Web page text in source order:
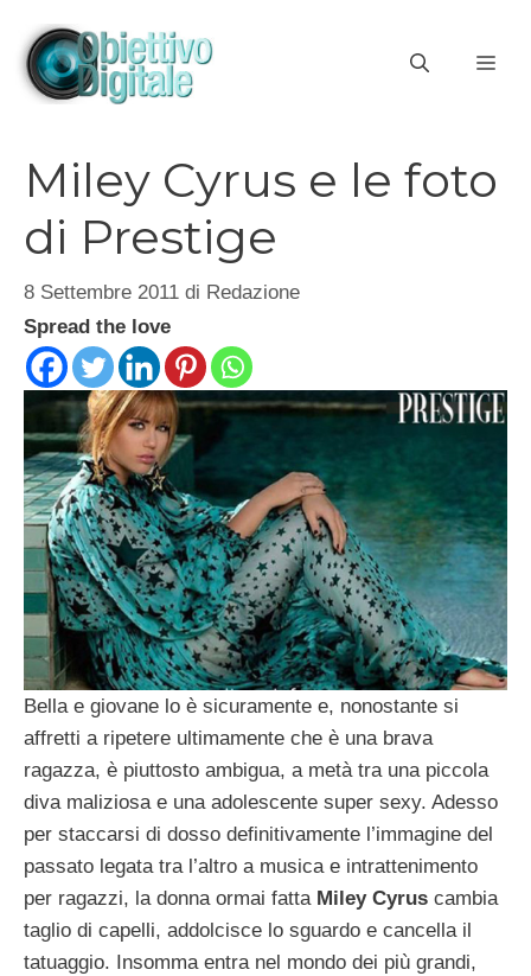
contenuto
Miley Cyrus e le foto
di Prestige
8 Settembre 2011 di Redazione
Spread the love
Bella e giovane lo è sicuramente e, nonostante si
affretti a ripetere ultimamente che è una brava
ragazza, è piuttosto ambigua, a metà tra una piccola
diva maliziosa e una adolescente super sexy. Adesso
per staccarsi di dosso definitivamente l’immagine del
passato legata tra l’altro a musica e intrattenimento
per ragazzi, la donna ormai fatta Miley Cyrus cambia
taglio di capelli, addolcisce lo sguardo e cancella il
tatuaggio. Insomma entra nel mondo dei più grandi,